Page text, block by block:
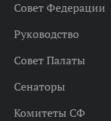
Совет Федерации
Руководство
Совет Палаты
Сенаторы
Комитеты СФ